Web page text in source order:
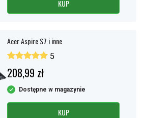
KUP
Acer Aspire S7 i inne
5
208,99 zł
Dostępne w magazynie
KUP